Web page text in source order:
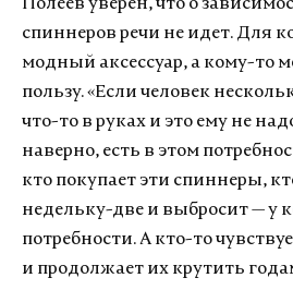
Полеев уверен, что о
спиннеров речи не идет. Для
модный аксессуар, а кому-то
пользу. «Если человек
что-то в руках и это ему не
наверно, есть в этом
кто покупает эти спиннеры,
недельку-две и выбросит — у
потребности. А кто-то
и продолжает их крутить